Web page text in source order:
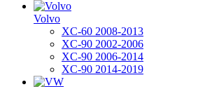
Volvo
XC-60 2008-2013
XC-90 2002-2006
XC-90 2006-2014
XC-90 2014-2019